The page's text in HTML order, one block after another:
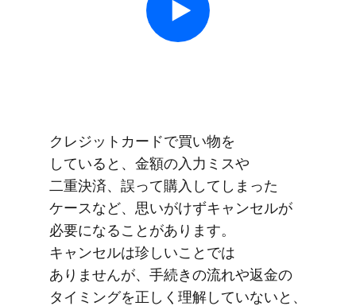
クレジットカードで​買い物を​
していると、​金額の​入力ミスや​
二重決済、​誤って​購入してしまった​
ケースなど、​思いが​けずキャンセルが​
必要に​なることがあります。​
キャンセルは​珍しい​ことでは​
ありませんが、​手続きの​流れや​返金の​
タイミングを​正しく​理解していないと、​